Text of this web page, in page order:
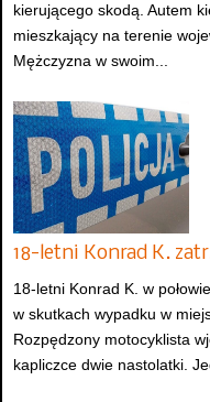
kierującego skodą. Autem
mieszkający na terenie
Mężczyzna w swoim...
18-letni Konrad K.
18-letni Konrad K. w
w skutkach wypadku w
Rozpędzony motocyklista
kapliczce dwie nastolatki.